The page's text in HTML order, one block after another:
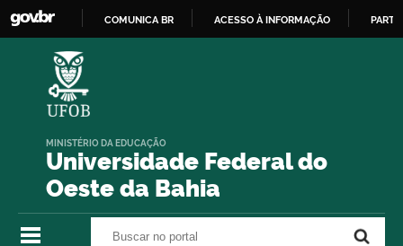
COMUNICA BR ACESSO À INFORMAÇÃO
Universidade Federal do
Oeste da Bahia
MINISTÉRIO DA EDUCAÇÃO